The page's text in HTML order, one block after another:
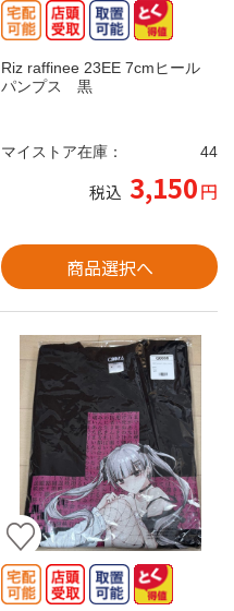
Riz raffinee 23EE 7cmヒール
パンプス 黒
マイストア在庫： 44
税込 3,150円
商品選択へ